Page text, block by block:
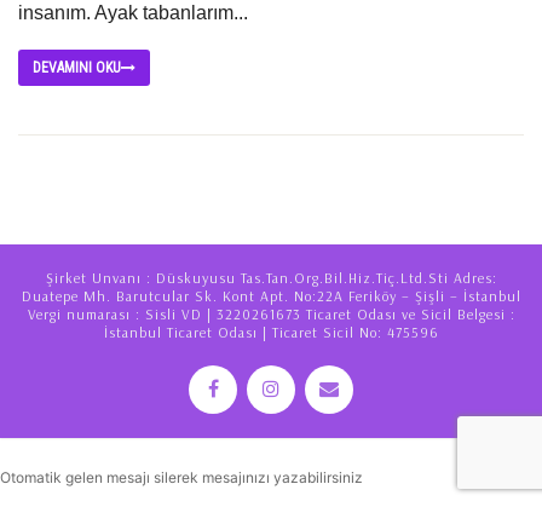
insanım. Ayak tabanlarım...
DEVAMINI OKU
Şirket Unvanı : Düskuyusu Tas.Tan.Org.Bil.Hiz.Tiç.Ltd.Sti Adres:
Duatepe Mh. Barutcular Sk. Kont Apt. No:22A Feriköy – Şişli – İstanbul
Vergi numarası : Sisli VD | 3220261673 Ticaret Odası ve Sicil Belgesi :
İstanbul Ticaret Odası | Ticaret Sicil No: 475596
Otomatik gelen mesajı silerek mesajınızı yazabilirsiniz